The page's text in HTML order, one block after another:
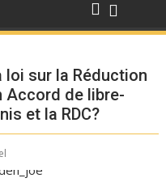
sur la Réduction
Accord de libre-
et la RDC?